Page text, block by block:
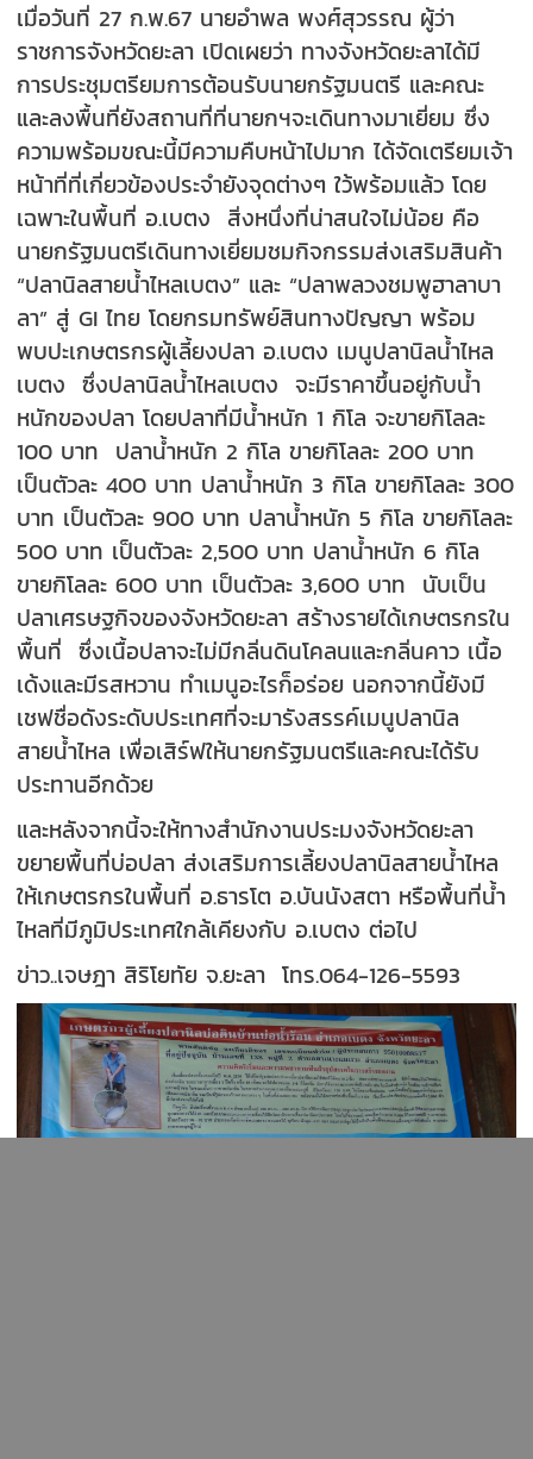
เมื่อวันที่ 27 ก.พ.67 นายอำพล พงศ์สุวรรณ ผู้ว่า
ราชการจังหวัดยะลา เปิดเผยว่า ทางจังหวัดยะลาได้มี
การประชุมตรียมการต้อนรับนายกรัฐมนตรี และคณะ
และลงพื้นที่ยังสถานที่ที่นายกฯจะเดินทางมาเยี่ยม ซึ่ง
ความพร้อมขณะนี้มีความคืบหน้าไปมาก ได้จัดเตรียมเจ้า
หน้าที่ที่เกี่ยวข้องประจำยังจุดต่างๆ ใว้พร้อมแล้ว โดย
เฉพาะในพื้นที่ อ.เบตง สิ่งหนึ่งที่น่าสนใจไม่น้อย คือ
นายกรัฐมนตรีเดินทางเยี่ยมชมกิจกรรมส่งเสริมสินค้า
“ปลานิลสายน้ำไหลเบตง” และ “ปลาพลวงชมพูฮาลาบา
ลา” สู่ GI ไทย โดยกรมทรัพย์สินทางปัญญา พร้อม
พบปะเกษตรกรผู้เลี้ยงปลา อ.เบตง เมนูปลานิลน้ำไหล
เบตง ซึ่งปลานิลน้ำไหลเบตง จะมีราคาขึ้นอยู่กับน้ำ
หนักของปลา โดยปลาที่มีน้ำหนัก 1 กิโล จะขายกิโลละ
100 บาท ปลาน้ำหนัก 2 กิโล ขายกิโลละ 200 บาท
เป็นตัวละ 400 บาท ปลาน้ำหนัก 3 กิโล ขายกิโลละ 300
บาท เป็นตัวละ 900 บาท ปลาน้ำหนัก 5 กิโล ขายกิโลละ
500 บาท เป็นตัวละ 2,500 บาท ปลาน้ำหนัก 6 กิโล
ขายกิโลละ 600 บาท เป็นตัวละ 3,600 บาท นับเป็น
ปลาเศรษฐกิจของจังหวัดยะลา สร้างรายได้เกษตรกรใน
พื้นที่ ซึ่งเนื้อปลาจะไม่มีกลิ่นดินโคลนและกลิ่นคาว เนื้อ
เด้งและมีรสหวาน ทำเมนูอะไรก็อร่อย นอกจากนี้ยังมี
เชฟชื่อดังระดับประเทศที่จะมารังสรรค์เมนูปลานิล
สายน้ำไหล เพื่อเสิร์ฟให้นายกรัฐมนตรีและคณะได้รับ
ประทานอีกด้วย
และหลังจากนี้จะให้ทางสำนักงานประมงจังหวัดยะลา
ขยายพื้นที่บ่อปลา ส่งเสริมการเลี้ยงปลานิลสายน้ำไหล
ให้เกษตรกรในพื้นที่ อ.ธารโต อ.บันนังสตา หรือพื้นที่น้ำ
ไหลที่มีภูมิประเทศใกล้เคียงกับ อ.เบตง ต่อไป
ข่าว..เจษฎา สิริโยทัย จ.ยะลาโทร.064-126-5593